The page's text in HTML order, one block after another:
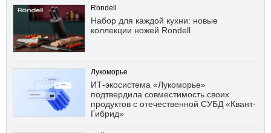
Röndell
Набор для каждой кухни: новые
коллекции ножей Rondell
Лукоморье
ИТ-экосистема «Лукоморье»
подтвердила совместимость своих
продуктов с отечественной СУБД «Квант-
Гибрид»